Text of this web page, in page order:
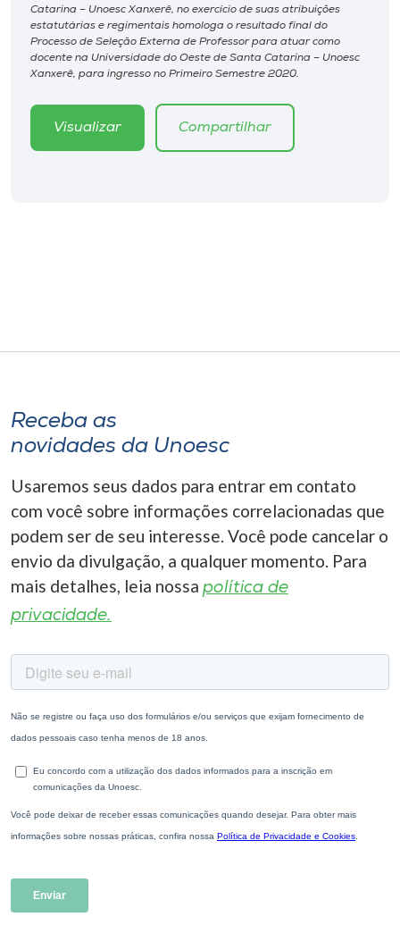
Catarina – Unoesc Xanxerê, no exercício de suas atribuições
estatutárias e regimentais homologa o resultado final do
Processo de Seleção Externa de Professor para atuar como
docente na Universidade do Oeste de Santa Catarina – Unoesc
Xanxerê, para ingresso no Primeiro Semestre 2020.
Visualizar Compartilhar
Receba as
novidades da Unoesc
Usaremos seus dados para entrar em contato
com você sobre informações correlacionadas que
podem ser de seu interesse. Você pode cancelar o
envio da divulgação, a qualquer momento. Para
mais detalhes, leia nossa política de
privacidade.